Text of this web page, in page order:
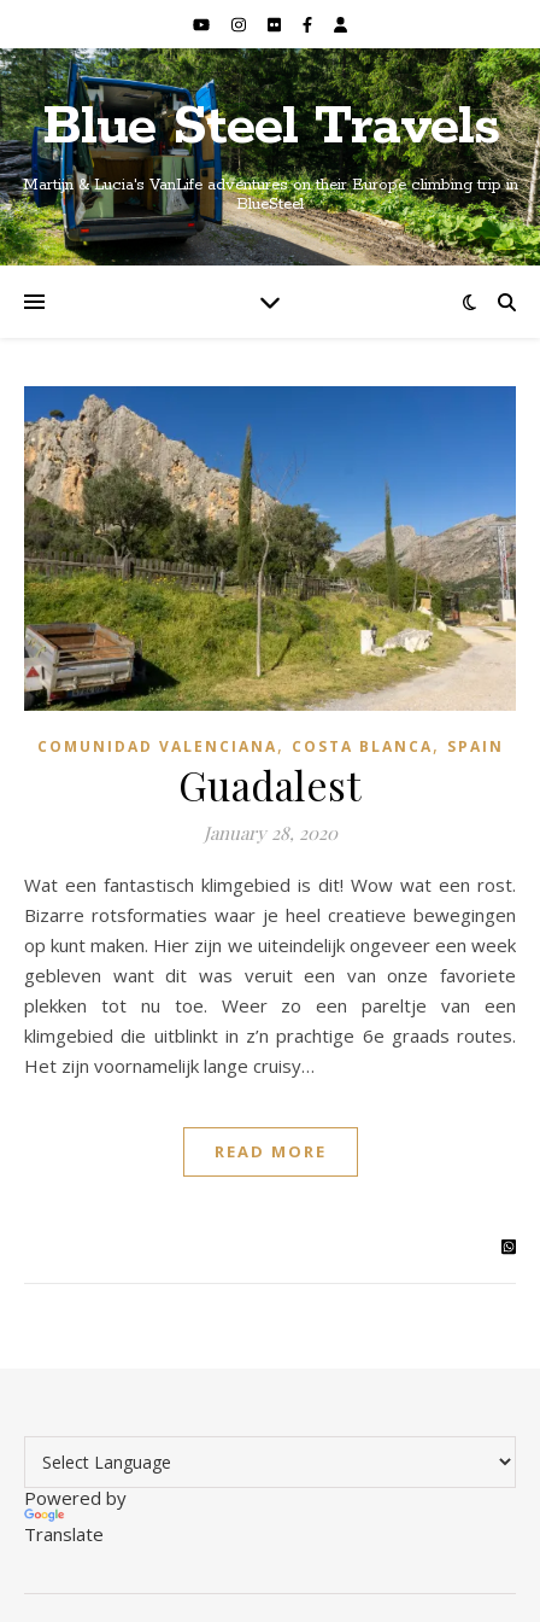
Blue Steel Travels
Martijn & Lucia's VanLife adventures on their Europe climbing trip in
BlueSteel
COMUNIDAD VALENCIANA, COSTA BLANCA, SPAIN
Guadalest
January 28, 2020
Wat een fantastisch klimgebied is dit! Wow wat een rost.
Bizarre rotsformaties waar je heel creatieve bewegingen
op kunt maken. Hier zijn we uiteindelijk ongeveer een week
gebleven want dit was veruit een van onze favoriete
plekken tot nu toe. Weer zo een pareltje van een
klimgebied die uitblinkt in z’n prachtige 6e graads routes.
Het zijn voornamelijk lange cruisy…
READ MORE
Powered by
Translate